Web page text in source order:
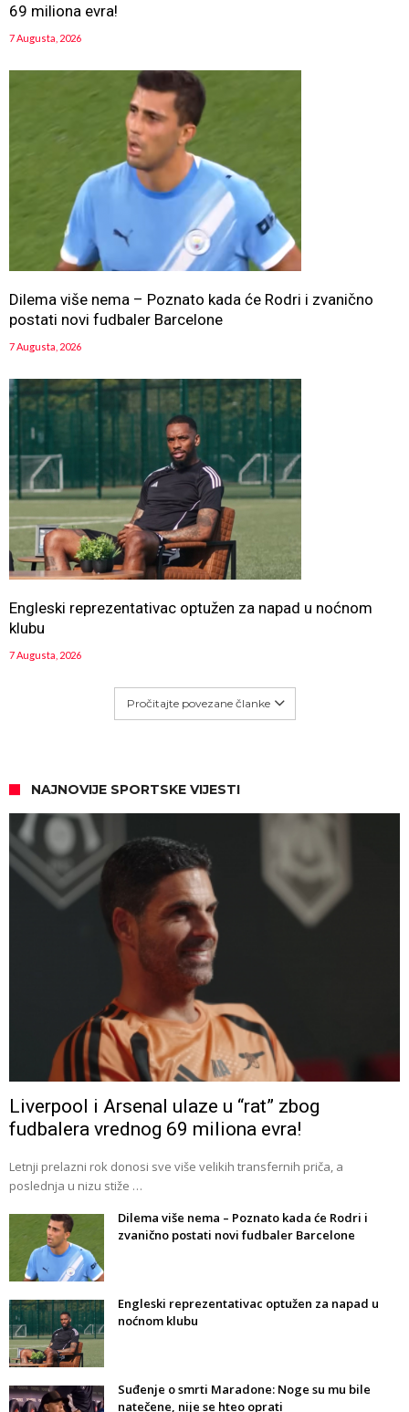
69 miliona evra!
7 Augusta, 2026
Dilema više nema – Poznato kada će Rodri i zvanično
postati novi fudbaler Barcelone
7 Augusta, 2026
Engleski reprezentativac optužen za napad u noćnom
klubu
7 Augusta, 2026
Pročitajte povezane članke
NAJNOVIJE SPORTSKE VIJESTI
Liverpool i Arsenal ulaze u “rat” zbog
fudbalera vrednog 69 miliona evra!
Letnji prelazni rok donosi sve više velikih transfernih priča, a
poslednja u nizu stiže …
Dilema više nema – Poznato kada će Rodri i
zvanično postati novi fudbaler Barcelone
Engleski reprezentativac optužen za napad u
noćnom klubu
Suđenje o smrti Maradone: Noge su mu bile
natečene, nije se hteo oprati